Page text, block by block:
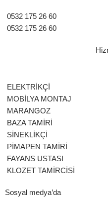
0532 175 26 60
0532 175 26 60
ELEKTRİKÇİ
MOBİLYA MONTAJ
MARANGOZ
BAZA TAMİRİ
SİNEKLİKÇİ
PİMAPEN TAMİRİ
FAYANS USTASI
KLOZET TAMİRCİSİ
Sosyal medya’da